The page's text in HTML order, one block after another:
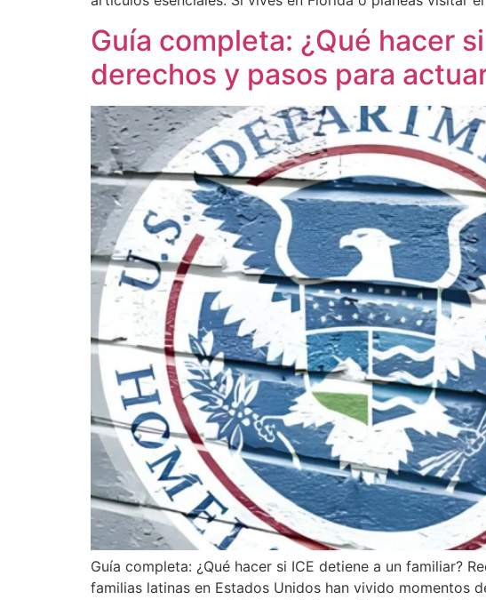
Guía completa: ¿Qué hacer
derechos y pasos para
Guía completa: ¿Qué hacer si ICE detiene a un familiar?
familias latinas en Estados Unidos han vivido momentos